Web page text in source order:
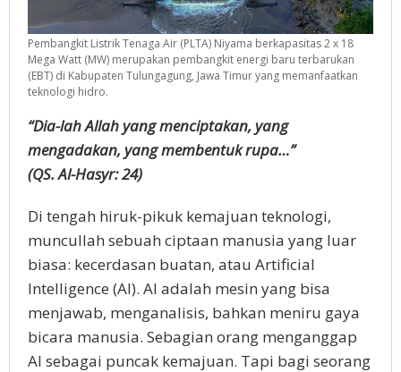
Pembangkit Listrik Tenaga Air (PLTA) Niyama berkapasitas 2 x 18
Mega Watt (MW) merupakan pembangkit energi baru terbarukan
(EBT) di Kabupaten Tulungagung, Jawa Timur yang memanfaatkan
teknologi hidro.
“Dia-lah Allah yang menciptakan, yang
mengadakan, yang membentuk rupa…”
(QS. Al-Hasyr: 24)
Di tengah hiruk-pikuk kemajuan teknologi,
muncullah sebuah ciptaan manusia yang luar
biasa: kecerdasan buatan, atau Artificial
Intelligence (AI). AI adalah mesin yang bisa
menjawab, menganalisis, bahkan meniru gaya
bicara manusia. Sebagian orang menganggap
AI sebagai puncak kemajuan. Tapi bagi seorang